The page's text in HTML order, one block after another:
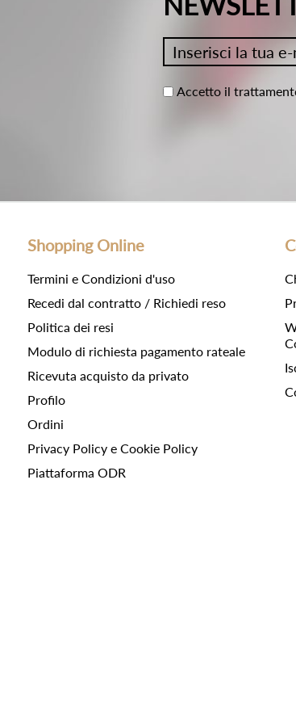
Accetto il
Shopping Online
Termini e Condizioni d'uso
Recedi dal contratto / Richiedi reso
Politica dei resi
Modulo di richiesta pagamento rateale
Ricevuta acquisto da privato
Profilo
Ordini
Privacy Policy e Cookie Policy
Piattaforma ODR